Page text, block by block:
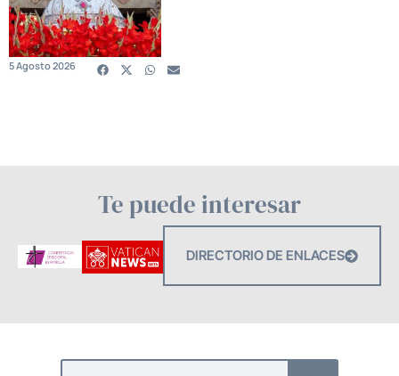
5 Agosto 2026
Te puede interesar
DIRECTORIO DE ENLACES